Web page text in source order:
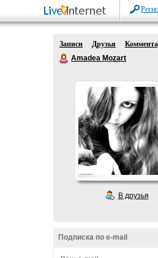
Записи Друзья
Amadea Mozart
В друзья
Подписка по e-mail